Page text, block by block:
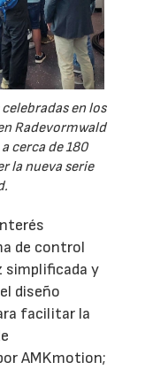
en los
Radevormwald
cerca de 180
la nueva serie
de control
simplificada y
diseño
facilitar la
AMKmotion;